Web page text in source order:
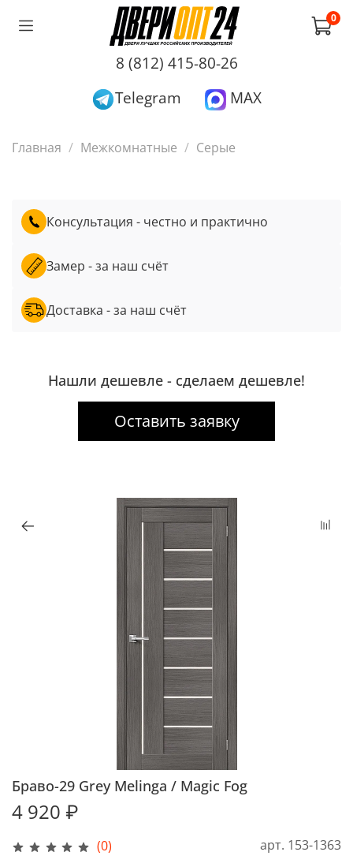
0
8 (812) 415-80-26
Telegram
MAX
Главная Межкомнатные Серые
Консультация - честно и практично
Замер - за наш счёт
Доставка - за наш счёт
Нашли дешевле - сделаем дешевле!
Оставить заявку
(0) арт. 153-1363
Браво-29 Grey Melinga / Magic Fog
4 920 ₽